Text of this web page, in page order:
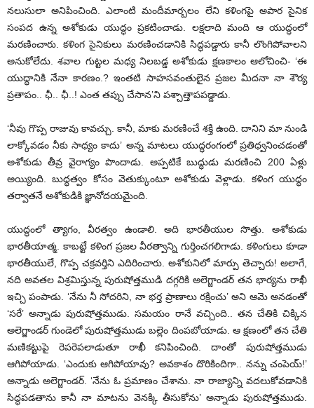
నలుసులా అనిపించింది. ఎలాంటి మందీమార్బలం లేని కళింగపై అపార సైనిక
సంపద ఉన్న అశోకుడు యుద్ధం ప్రకటించాడు. లక్షలాది మంది ఆ యుద్ధంలో
మరణించారు. కళింగ సైనికులు మరణించడానికి సిద్ధపడ్డారు కానీ లొంగిపోవాలని
అనుకోలేదు. శవాల గుట్టల మధ్య నిలబడ్డ అశోకుడు క్షణకాలం ఆలోచించి- ‘ఈ
యుద్ధానికి నేనా కారణం.? ఇంతటి సాహసవంతులైన ప్రజల మీదనా నా శౌర్య
ప్రతాపం.. ఛీ.. ఛీ..! ఎంత తప్పు చేసాన’ని పశ్చాత్తాపపడ్డాడు.
‘నీవు గొప్ప రాజువు కావచ్చు. కానీ, మాకు మరణించే శక్తి ఉంది. దానిని మా నుండి
లాక్కోవడం నీకు సాధ్యం కాదు’ అన్న మాటలు యుద్ధరంగంలో ప్రతిధ్వనించడంతో
అశోకుడు తీవ్ర వైరాగ్యం పొందాడు. అప్పటికే బుద్ధుడు మరణించి 200 ఏళ్లు
అయ్యింది. బుద్ధత్వం కోసం వెతుక్కుంటూ అశోకుడు వెళ్లాడు. కళింగ యుద్ధం
తర్వాతనే అశోకుడికి జ్ఞానోదయమైంది.
యుద్ధంలో త్యాగం, వీరత్వం ఉండాలి. అది భారతీయుల సొత్తు. అశోకుడు
భారతీయాత్మ. కాబట్టే కళింగ ప్రజల వీరత్వాన్ని గుర్తించగలిగాడు. కళింగులు కూడా
భారతీయులే, గొప్ప చక్రవర్తిని ఎదిరించారు. అశోకునిలో మార్పు తెచ్చారు! అలాగే,
నది అవతల విశ్రమిస్తున్న పురుషోత్తముడి దగ్గరికి అలెగ్జాండర్ తన భార్యను రాఖీ
ఇచ్చి పంపాడు. ‘నేను నీ సోదరిని, నా భర్త ప్రాణాలు రక్షించు’ అని ఆమె అనడంతో
‘సరే’ అన్నాడు పురుషోత్తముడు. సమయం రానే వచ్చింది.. తన చేతికి చిక్కిన
అలెగ్జాండర్ గుండెలో పురుషోత్తముడు బల్లెం దింపబోయాడు. ఆ క్షణంలో తన చేతి
మణికట్టుపై రెపరెపలాడుతూ రాఖీ కనిపించింది. దాంతో పురుషోత్తముడు
ఆగిపోయాడు. ‘ఎందుకు ఆగిపోయావు? అవకాశం దొరికిందిగా.. నన్ను చంపెయ్!’
అన్నాడు అలెగ్జాండర్. ‘నేను ఓ ప్రమాణం చేశాను. నా రాజ్యాన్ని వదలుకోవడానికి
సిద్ధపడతాను కానీ నా మాటను వెనక్కి తీసుకోను’ అన్నాడు పురుషోత్తముడు.